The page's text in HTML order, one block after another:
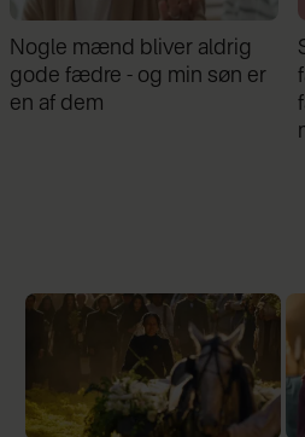
Samira Nawa: ”Det er
fantastisk at have min
familie, men jeg elsker ikke